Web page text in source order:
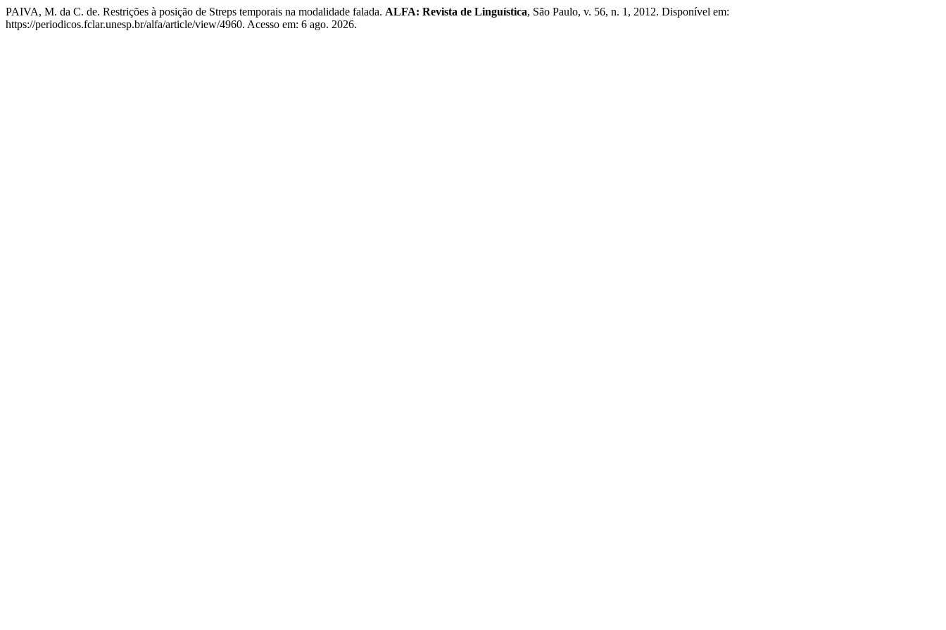
PAIVA, M. da C. de. Restrições à posição de Streps temporais na modalidade falada. ALFA: Revista de Linguística, São Paulo, v. 56, n. 1, 2012. Disponível em:
https://periodicos.fclar.unesp.br/alfa/article/view/4960. Acesso em: 6 ago. 2026.